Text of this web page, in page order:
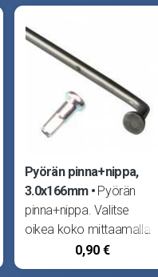
Pyörän pinna+nippa,
3.0x166mm
Pyörän
pinna+nippa. Valitse
oikea koko mittaamalla
pituus vanhasta: ota
mitta sisäkulmasta
0,90 €